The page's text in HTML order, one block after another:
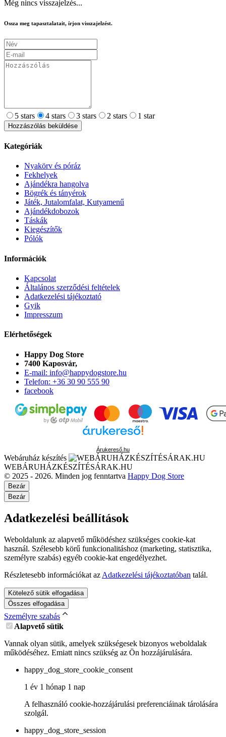
Még nincs visszajelzés...
Ossza meg tapasztalatait, írjon visszajelzést.
5 stars 4 stars 3 stars 2 stars 1 star
Hozzászólás beküldése
Kategóriák
Nyakörv és póráz
Fekhelyek
Ajándékra hangolva
Bögrék és tányérok
Játék, Jutalomfalat, Kutyamenű
Ajándékdobozok
Táskák
Kiegészítők
Pólók
Információk
Kapcsolat
Általános szerződési feltételek
Adatkezelési tájékoztató
Gyik
Impresszum
Elérhetőségek
Happy Dog Store
7400 Kaposvár,
E-mail: info@happydogstore.hu
Telefon: +36 30 90 555 90
facebook
Árukereső.hu
Webáruház készítés
WEBÁRUHÁZKÉSZÍTÉSÁRAK.HU
© 2025 - 2026. Minden jog fenntartva Happy Dog Store
Bezár
Bezár
Adatkezelési beállítások
Weboldalunk az alapvető működéshez szükséges cookie-kat
használ. Szélesebb körű funkcionalitáshoz (marketing, statisztika,
személyre szabás) egyéb cookie-kat engedélyezhet.
Részletesebb információkat az Adatkezelési tájékoztatóban talál.
Kötelező sütik elfogadása
Összes elfogadása
Személyre szabás
Alapvető sütik
Vannak olyan sütik, amelyek szükségesek bizonyos weboldalak
működéséhez. Emiatt nincs szükség az Ön hozzájárulására.
happy_dog_store_cookie_consent
1 év 1 hónap 1 nap
A felhasználó cookie-hozzájárulási preferenciáinak tárolására
szolgál.
happy_dog_store_session